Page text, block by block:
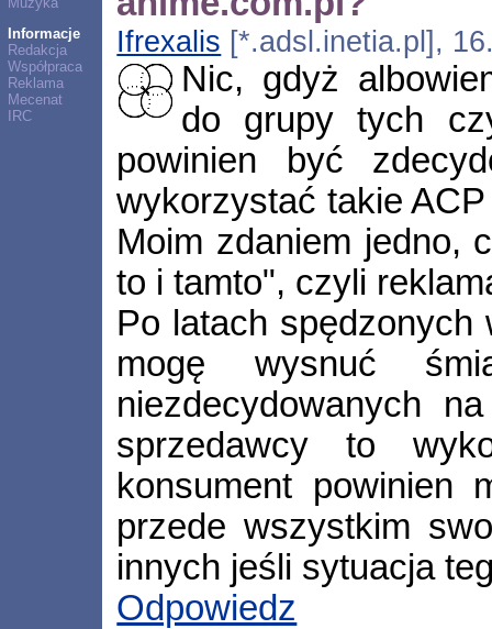
Informacje
Redakcja
Współpraca
Reklama
Mecenat
IRC
Ifrexalis [*.adsl.inetia.pl],
Nic, gdyż
do grupy tych
powinien być
wykorzystać takie
Moim zdaniem jedno,
to i tamto", czyli
Po latach spędzonych
mogę wysnuć
niezdecydowanych
sprzedawcy to
konsument powinien
przede wszystkim
innych jeśli sytuacja
Odpowiedz